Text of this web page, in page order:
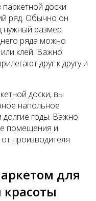
доски
ряд. Обычно он
нужный размер
ряда можно
клей. Важно
друг к другу и
доски, вы
напольное
долгие годы. Важно
помещения и
производителя
для
красоты